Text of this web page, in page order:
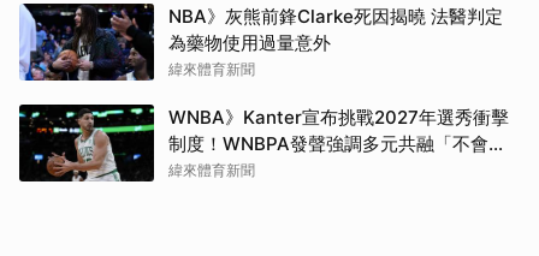
NBA》灰熊前鋒Clarke死因揭曉 法醫判定
為藥物使用過量意外
緯來體育新聞
WNBA》Kanter宣布挑戰2027年選秀衝擊
制度！WNBPA發聲強調多元共融「不會成
為政治棋子」
緯來體育新聞